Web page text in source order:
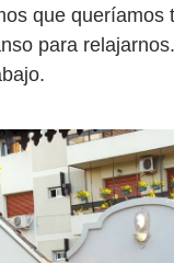
que
para